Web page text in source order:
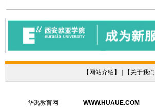
【 网站介绍 】 | 【 关于我们
华禹教育网 WWW.HUAUE.COM